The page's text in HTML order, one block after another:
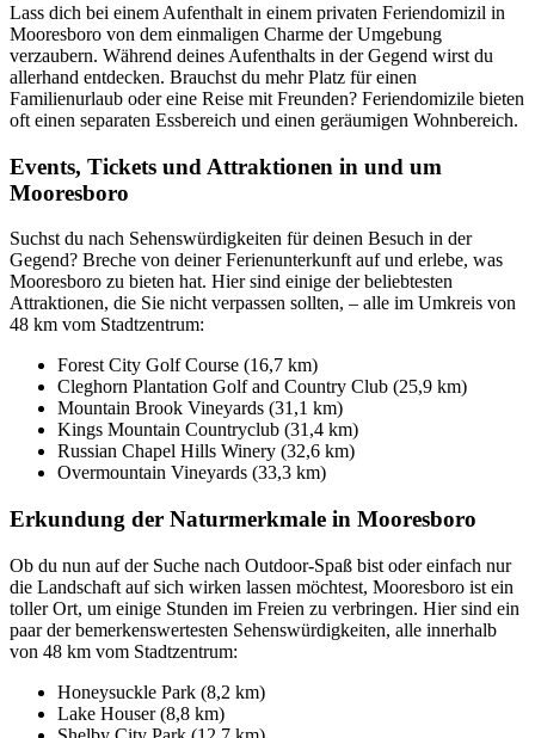
Lass dich bei einem Aufenthalt in einem privaten Feriendomizil in
Mooresboro von dem einmaligen Charme der Umgebung
verzaubern. Während deines Aufenthalts in der Gegend wirst du
allerhand entdecken. Brauchst du mehr Platz für einen
Familienurlaub oder eine Reise mit Freunden? Feriendomizile bieten
oft einen separaten Essbereich und einen geräumigen Wohnbereich.
Events, Tickets und Attraktionen in und um
Mooresboro
Suchst du nach Sehenswürdigkeiten für deinen Besuch in der
Gegend? Breche von deiner Ferienunterkunft auf und erlebe, was
Mooresboro zu bieten hat. Hier sind einige der beliebtesten
Attraktionen, die Sie nicht verpassen sollten, – alle im Umkreis von
48 km vom Stadtzentrum:
Forest City Golf Course (16,7 km)
Cleghorn Plantation Golf and Country Club (25,9 km)
Mountain Brook Vineyards (31,1 km)
Kings Mountain Countryclub (31,4 km)
Russian Chapel Hills Winery (32,6 km)
Overmountain Vineyards (33,3 km)
Erkundung der Naturmerkmale in Mooresboro
Ob du nun auf der Suche nach Outdoor-Spaß bist oder einfach nur
die Landschaft auf sich wirken lassen möchtest, Mooresboro ist ein
toller Ort, um einige Stunden im Freien zu verbringen. Hier sind ein
paar der bemerkenswertesten Sehenswürdigkeiten, alle innerhalb
von 48 km vom Stadtzentrum:
Honeysuckle Park (8,2 km)
Lake Houser (8,8 km)